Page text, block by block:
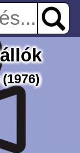
(1976)